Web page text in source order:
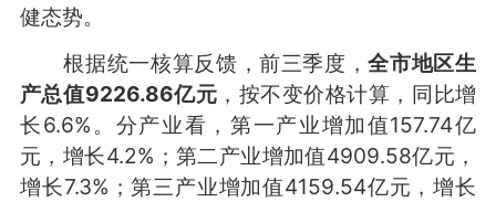
健态势。
根据统一核算反馈，前三季度，全市地区生
产总值9226.86亿元 ，按不变价格计算，同比增
长6.6%。分产业看，第一产业增加值157.74亿
元，增长4.2%；第二产业增加值4909.58亿元，
增长7.3%；第三产业增加值4159.54亿元，增长